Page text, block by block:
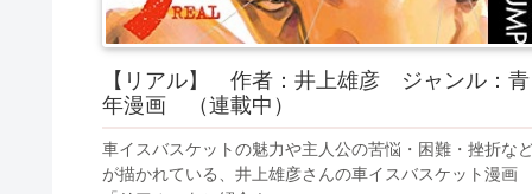
【リアル】 作者：井上雄彦 ジャンル：青
年漫画 （連載中）
車イスバスケットの魅力や主人公の苦悩・困難・挫折な
が描かれている、井上雄彦さんの車イスバスケット漫画